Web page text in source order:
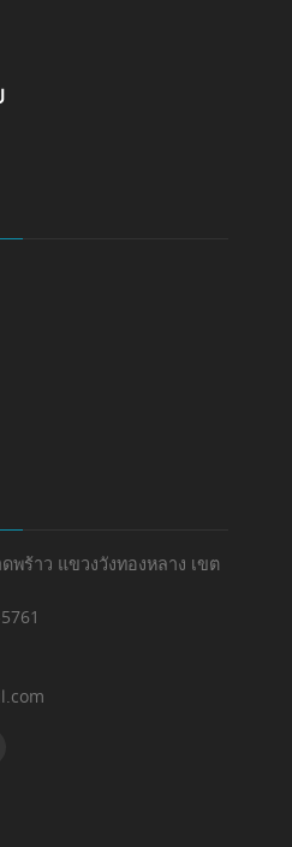
พร้าว แขวงวังทองหลาง เขต